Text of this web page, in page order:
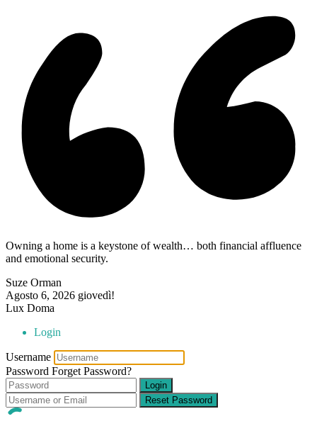
Owning a home is a keystone of wealth… both financial affluence
and emotional security.
Suze Orman
Agosto 6, 2026 giovedì!
Lux Doma
Login
Username
Password Forget Password?
Login
Reset Password